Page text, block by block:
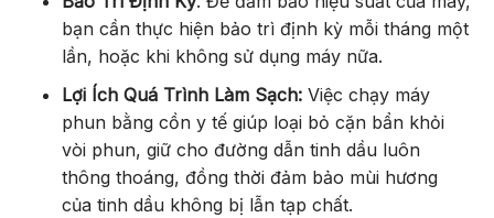
bạn cần thực hiện bảo trì định kỳ mỗi tháng một
lần, hoặc khi không sử dụng máy nữa.
Lợi Ích Quá Trình Làm Sạch:Việc chạy máy
phun bằng cồn y tế giúp loại bỏ cặn bẩn khỏi
vòi phun, giữ cho đường dẫn tinh dầu luôn
thông thoáng, đồng thời đảm bảo mùi hương
của tinh dầu không bị lẫn tạp chất.